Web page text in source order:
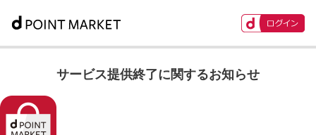
サービス提供終了に関するお知らせ